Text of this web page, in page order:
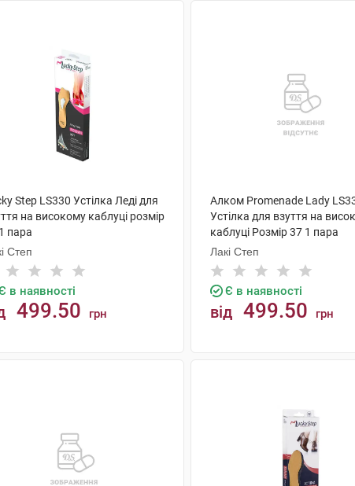
Step LS330 Устілка Леді для
на високому каблуці розмір
пара
Степ
в наявності
499.50 грн
Алком Promenade Lady
Устілка для взуття на
каблуці Розмір 37 1 пара
Лакі Степ
Є в наявності
від 499.50 грн